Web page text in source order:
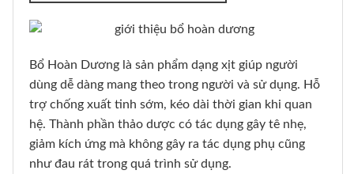
Bổ Hoàn Dương là sản phẩm dạng xịt giúp người
dùng dễ dàng mang theo trong người và sử dụng. Hỗ
trợ chống xuất tinh sớm, kéo dài thời gian khi quan
hệ. Thành phần thảo dược có tác dụng gây tê nhẹ,
giảm kích ứng mà không gây ra tác dụng phụ cũng
như đau rát trong quá trình sử dụng.